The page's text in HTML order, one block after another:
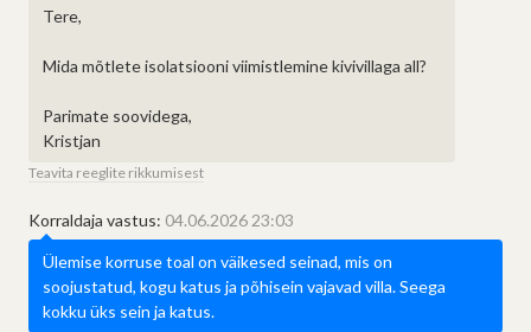
Tere,
Mida mõtlete isolatsiooni viimistlemine kivivillaga all?
Parimate soovidega,
Kristjan
Teavita reeglite rikkumisest
Korraldaja vastus: 04.06.2026 23:03
Ülemise korruse toal on väikesed seinad, mis on
soojustatud, kogu katus ja põhisein vajavad villa. Seega
kokku üks sein ja katus.